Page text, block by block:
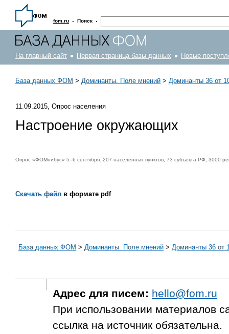
fom.ru · Поиск ·
На главный сайт Первая страница базы данных Новые
База данных ФОМ > Доминанты. Поле мнений > Доминанты 36 от
11.09.2015, Опрос населения
Настроение окружающих
Опрос «ФОМнибус» 5–6 сентября. 207 населенных пунктов, 73 субъекта РФ, 3000
Скачать файл в формате pdf
База данных ФОМ > Доминанты. Поле мнений > Доминанты 36 от
Адрес для писем: hello@fom.ru
При использовании материалов
ссылка на источник обязательна.